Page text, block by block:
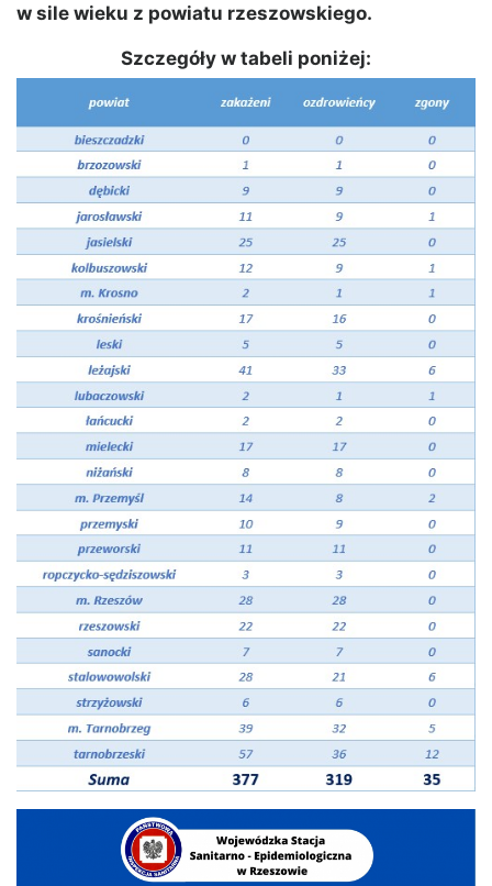
w sile wieku z powiatu rzeszowskiego.
Szczegóły w tabeli poniżej: